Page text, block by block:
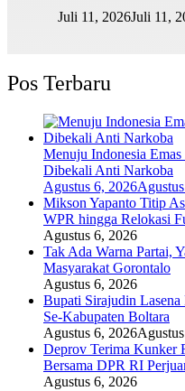
Juli 11, 2026Juli 11,
Pos Terbaru
Menuju Indonesia
Dibekali Anti Narkoba
Agustus 6, 2026
Mikson Yapanto Titip
WPR hingga Relokasi
Agustus 6, 2026
Tak Ada Warna Partai,
Masyarakat Gorontalo
Agustus 6, 2026
Bupati Sirajudin
Se-Kabupaten Boltara
Agustus 6, 2026
Deprov Terima Kunker
Bersama DPR RI
Agustus 6, 2026